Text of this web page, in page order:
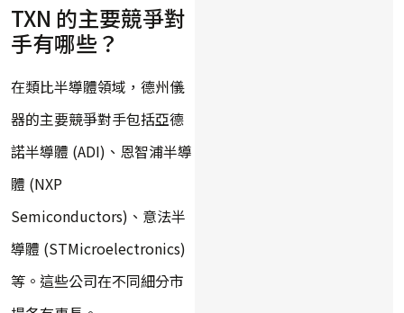
TXN 的主要競爭對
手有哪些？
在類比半導體領域，德州儀
器的主要競爭對手包括亞德
諾半導體 (ADI)、恩智浦半導
體 (NXP
Semiconductors)、意法半
導體 (STMicroelectronics)
等。這些公司在不同細分市